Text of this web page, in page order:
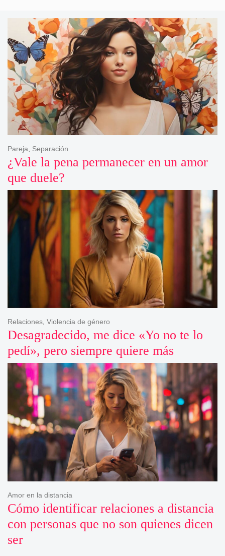
¿Vale la pena permanecer en un amor
que duele?
Pareja, Separación
Desagradecido, me dice «Yo no te lo
pedí», pero siempre quiere más
Relaciones, Violencia de género
Cómo identificar relaciones a distancia
con personas que no son quienes dicen
ser
Amor en la distancia